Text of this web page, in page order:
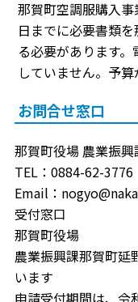
那賀町空調服購入
日までに必要書類
る必要があります
していません。予算
お問合せ窓口
那賀町役場 農業振興
TEL：0884-62-3776
Email：
受付窓口
那賀町役場
農業振興課那賀町延
います
申請受付期間は、令